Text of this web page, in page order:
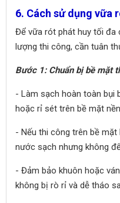
6. Cách sử dụng vữa
Để vữa rót phát huy tối đa
lượng thi công, cần tuân
Bước 1: Chuẩn bị bề mặt
- Làm sạch hoàn toàn bụi
hoặc rỉ sét trên bề mặt
- Nếu thi công trên bề
nước sạch nhưng không
- Đảm bảo khuôn hoặc
không bị rò rỉ và dễ tháo